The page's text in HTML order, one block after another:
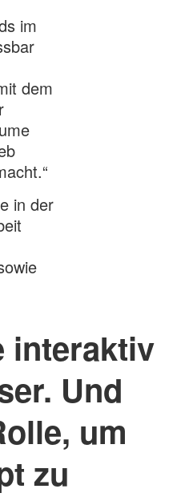
im
dem
in der
interaktiv
Und
um
zu